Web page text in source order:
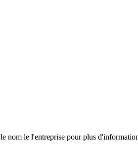
nom le l'entreprise pour plus